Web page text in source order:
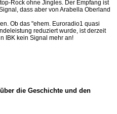
Rock ohne Jingles. Der Empfang ist
dass aber von Arabella Oberland
Ob das "ehem. Euroradio1 quasi
reduziert wurde, ist derzeit
IBK kein Signal mehr an!
die Geschichte und den